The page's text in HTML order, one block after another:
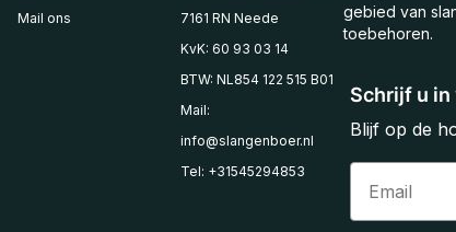
Schrijf u
Blijf op de
Email
gebied van
toebehoren.
Mail ons
7161 RN Neede
KvK: 60 93 03 14
BTW: NL854 122 515 B01
Mail:
info@slangenboer.nl
Tel: +31545294853